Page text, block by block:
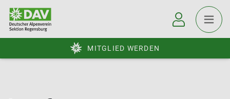
MITGLIED WERDEN